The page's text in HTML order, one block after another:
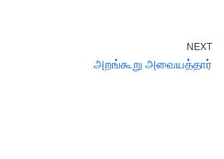
NEXT
அறங்கூறு அவையத்தார்